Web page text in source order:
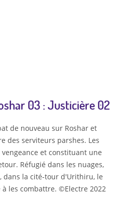
03 : Justicière 02
de nouveau sur Roshar et
des serviteurs parshes. Les
et constituant une
Réfugié dans les nuages,
dans la cité-tour d'Urithiru, le
les combattre. ©Electre 2022